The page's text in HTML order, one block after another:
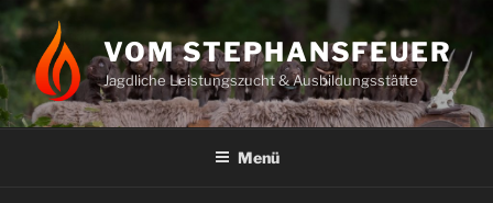
Zum
Inhalt
springen
VOM STEPHANSFEUER
Jagdliche Leistungszucht & Ausbildungsstätte
Menü